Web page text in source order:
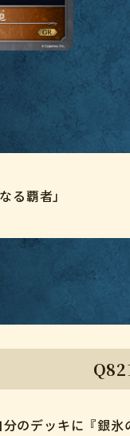
る覇者」
のデッキに『銀